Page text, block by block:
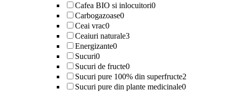
Cafea BIO si inlocuitori0
Carbogazoase0
Ceai vrac0
Ceaiuri naturale3
Energizante0
Sucuri0
Sucuri de fructe0
Sucuri pure 100% din superfructe2
Sucuri pure din plante medicinale0